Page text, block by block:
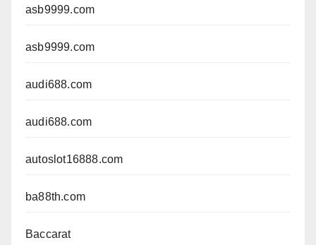
asb9999.com
asb9999.com
audi688.com
audi688.com
autoslot16888.com
ba88th.com
Baccarat